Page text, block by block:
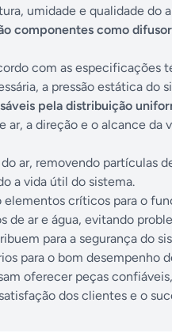
umidade e qualidade do
componentes como
com as
a pressão estática do
pela distribuição
ar, a direção e o alcance
ar, removendo partículas
a vida útil do sistema.
elementos críticos para o
de ar e água, evitando
para a segurança do
para o bom
oferecer peças
dos clientes e o